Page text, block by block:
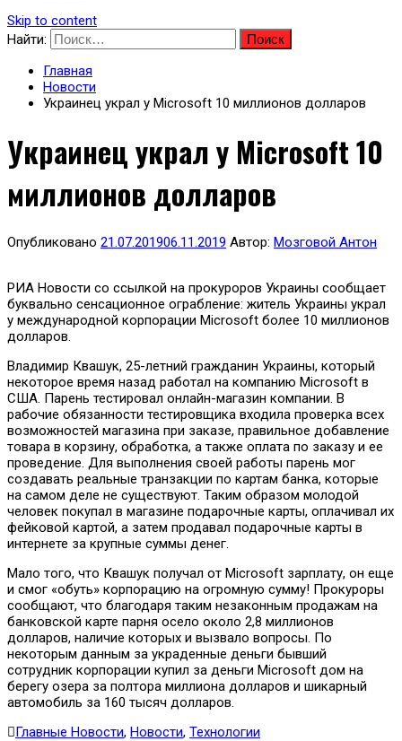
Skip to content
Найти:
Главная
Новости
Украинец украл у Microsoft 10 миллионов долларов
Украинец украл у Microsoft 10
миллионов долларов
Опубликовано 21.07.201906.11.2019 Автор: Мозговой Антон
РИА Новости со ссылкой на прокуроров Украины сообщает
буквально сенсационное ограбление: житель Украины украл
у международной корпорации Microsoft более 10 миллионов
долларов.
Владимир Квашук, 25-летний гражданин Украины, который
некоторое время назад работал на компанию Microsoft в
США. Парень тестировал онлайн-магазин компании. В
рабочие обязанности тестировщика входила проверка всех
возможностей магазина при заказе, правильное добавление
товара в корзину, обработка, а также оплата по заказу и ее
проведение. Для выполнения своей работы парень мог
создавать реальные транзакции по картам банка, которые
на самом деле не существуют. Таким образом молодой
человек покупал в магазине подарочные карты, оплачивал их
фейковой картой, а затем продавал подарочные карты в
интернете за крупные суммы денег.
Мало того, что Квашук получал от Microsoft зарплату, он еще
и смог «обуть» корпорацию на огромную сумму! Прокуроры
сообщают, что благодаря таким незаконным продажам на
банковской карте парня осело около 2,8 миллионов
долларов, наличие которых и вызвало вопросы. По
некоторым данным за украденные деньги бывший
сотрудник корпорации купил за деньги Microsoft дом на
берегу озера за полтора миллиона долларов и шикарный
автомобиль за 160 тысяч долларов.
Главные Новости, Новости, Технологии